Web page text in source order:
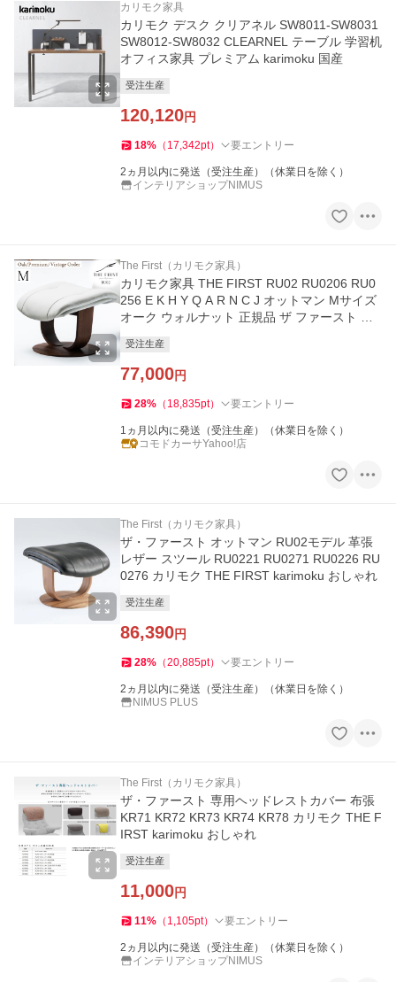
カリモク家具
カリモク デスク クリアネル SW8011-SW8031
SW8012-SW8032 CLEARNEL テーブル 学習机
オフィス家具 プレミアム karimoku 国産
受注生産
120,120円
18% （ 17,342pt） 要エントリー
2ヵ月以内に発送（受注生産）（休業日を除く）
インテリアショップNIMUS
The First（カリモク家具）
カリモク家具 THE FIRST RU02 RU0206 RU0
256 E K H Y Q A R N C J オットマン Mサイズ
オーク ウォルナット 正規品 ザ ファースト 本
受注生産
77,000円
28% （ 18,835pt） 要エントリー
1ヵ月以内に発送（受注生産）（休業日を除く）
コモドカーサYahoo!店
The First（カリモク家具）
ザ・ファースト オットマン RU02モデル 革張
レザー スツール RU0221 RU0271 RU0226 RU
0276 カリモク THE FIRST karimoku おしゃれ
受注生産
86,390円
28% （20,885pt） 要エントリー
2ヵ月以内に発送（受注生産）（休業日を除く）
NIMUS PLUS
The First（カリモク家具）
ザ・ファースト 専用ヘッドレストカバー 布張
KR71 KR72 KR73 KR74 KR78 カリモク THE F
IRST karimoku おしゃれ
受注生産
11,000円
11% （ 1,105pt） 要エントリー
2ヵ月以内に発送（受注生産）（休業日を除く）
インテリアショップNIMUS